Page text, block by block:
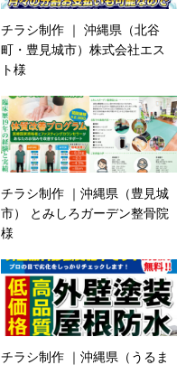
チラシ制作 ｜ 沖縄県（北谷
町・豊見城市）株式会社エス
ト様
チラシ制作 ｜沖縄県（豊見城
市） とみしろガーデン整骨院
様
チラシ制作 ｜沖縄県（うるま